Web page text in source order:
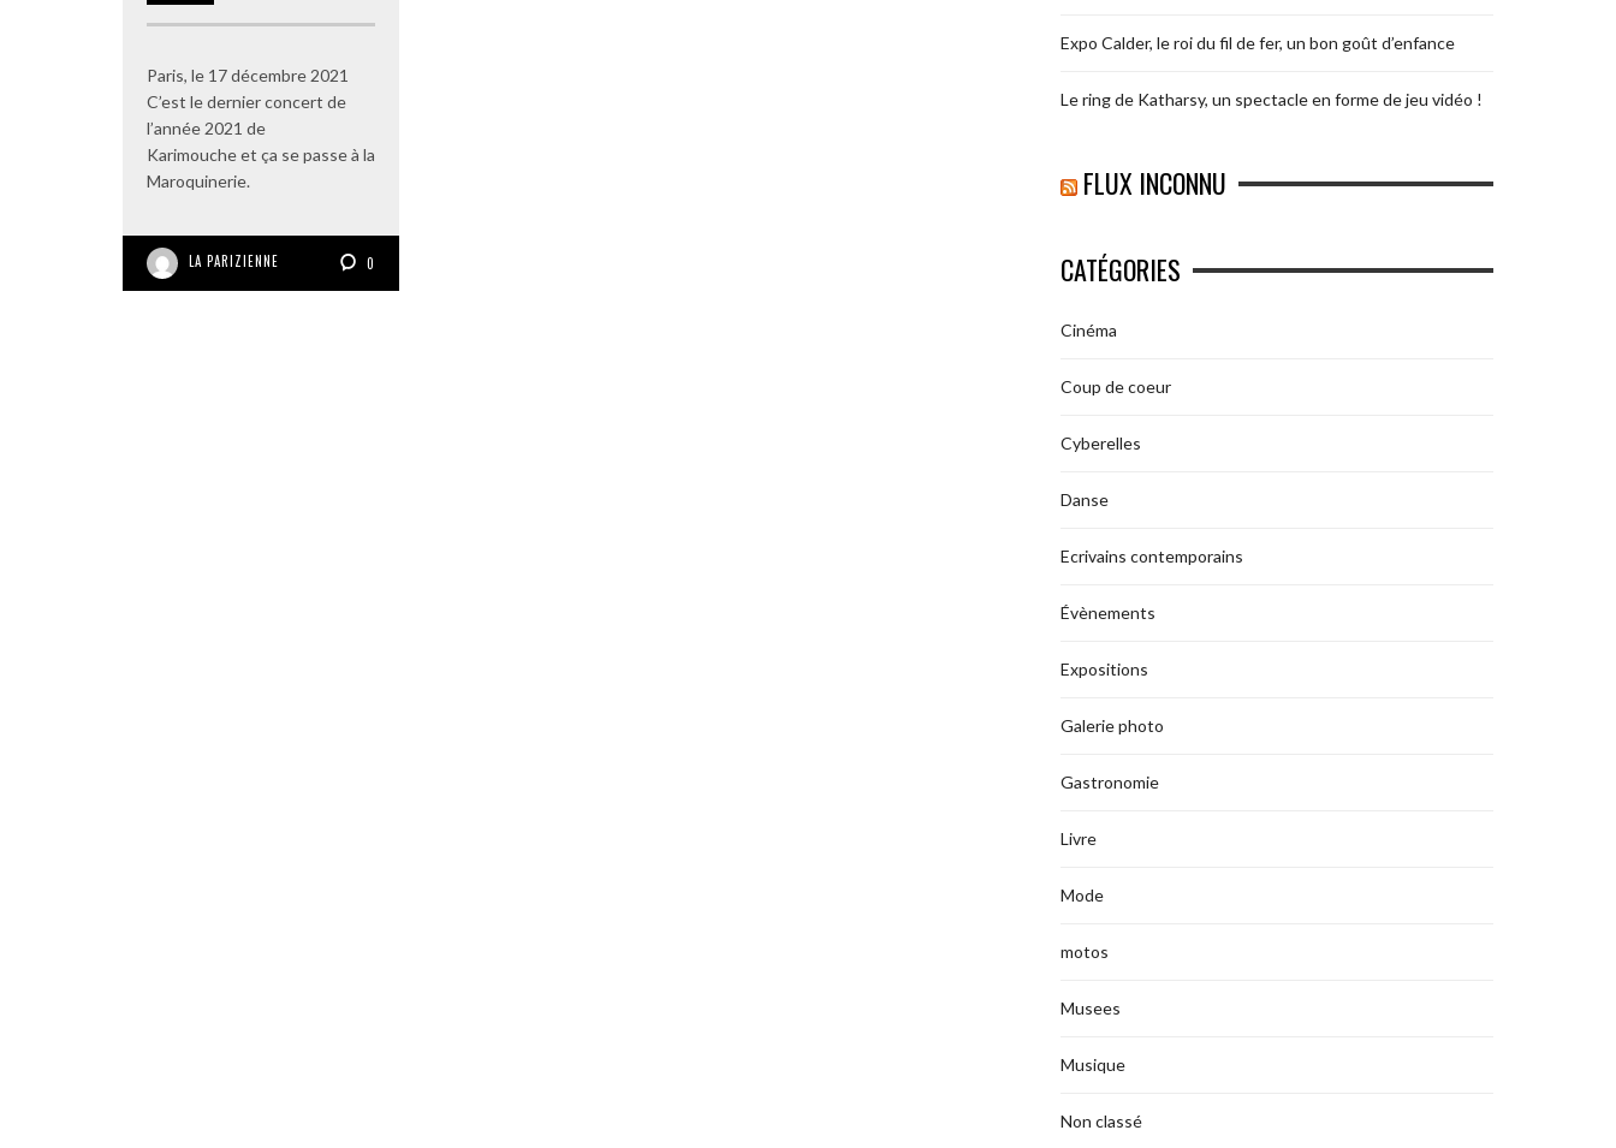
Paris, le 17 décembre 2021
C’est le dernier concert de
l’année 2021 de
Karimouche et ça se passe à la
Maroquinerie.
LA PARIZIENNE 0
Expo Calder, le roi du fil de fer, un bon goût d’enfance
Le ring de Katharsy, un spectacle en forme de jeu vidéo !
FLUX INCONNU
CATÉGORIES
Cinéma
Coup de coeur
Cyberelles
Danse
Ecrivains contemporains
Évènements
Expositions
Galerie photo
Gastronomie
Livre
Mode
motos
Musees
Musique
Non classé